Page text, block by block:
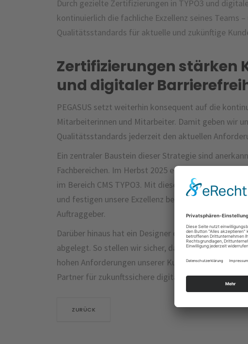
Durch gezielte Zertifizierungen in TYPO3 und
kontinuierlich die fachliche Exzellenz seines Teams
Qualitätsstandards für aktuelle und zukünftige
Zertifizierungen stärken
und digitaler
PEGASUS setzt weiterhin konsequent auf die
Mitarbeiterinnen und Mitarbeiter. Damit geben wir
Qualitätsstandards jederzeit den aktuellen
Ein zentraler Baustein dieser Strategie sind
Fachbereichen. Im Herbst 2025 erlangten zwei
im Bereich CMS TYPO3. Mit diesem zusätzlichen
und festigen unsere Exzellenz bei der Umsetzung
Auftraggeber.
Darüber hinaus hat ein Designer der Agentur ein
abgelegt. So stellen wir sicher, dass auch dieses
hohen Anforderungen unserer Kunden umgesetzt
Partner für zukunftssichere digitale Lösungen.
ZURÜCK